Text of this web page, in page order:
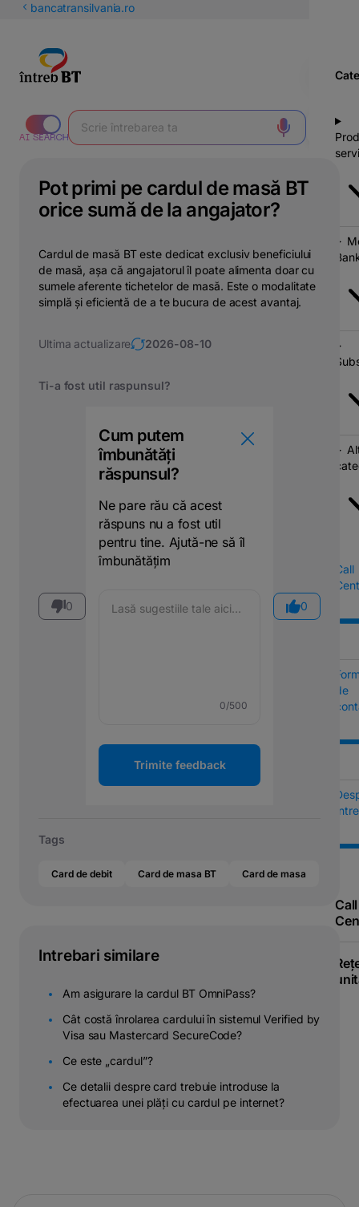
latineștibancatransilvania.ro
Call
de
Call
Pot primi pe cardul de masă BT
orice sumă de la angajator?
Cardul de masă BT este dedicat exclusiv beneficiului
de masă, așa că angajatorul îl poate alimenta doar cu
sumele aferente tichetelor de masă. Este o modalitate
simplă și eficientă de a te bucura de acest avantaj.
Ultima actualizare 2026-08-10
Ti-a fost util raspunsul?
0
Cum putem
îmbunătăți
răspunsul?
Ne pare rău că acest
răspuns nu a fost util
pentru tine. Ajută-ne să îl
îmbunătățim
0/500
Trimite feedback
0
Tags
Card de debit Card de masa BT Card de masa
Intrebari similare
Am asigurare la cardul BT OmniPass?
Cât costă înrolarea cardului în sistemul Verified by
Visa sau Mastercard SecureCode?
Ce este „cardul”?
Ce detalii despre card trebuie introduse la
efectuarea unei plăți cu cardul pe internet?